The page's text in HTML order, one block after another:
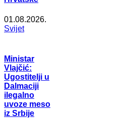
01.08.2026.
Svijet
Ministar
Vlajčić:
Ugostitelji u
Dalmaciji
ilegalno
uvoze meso
iz Srbije